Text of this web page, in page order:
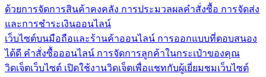
ด้วยการจัดการสินค้าคงคลัง การประมวลผลคำสั่งซื้อ การจัดส่ง
และการชำระเงินออนไลน์
เว็บไซต์บนมือถือและร้านค้าออนไลน์ การออกแบบที่ตอบสนอง
ได้ดี คำสั่งซื้อออนไลน์ การจัดการลูกค้าในกระเป๋าของคุณ
วิดเจ็ตเว็บไซต์ เปิดใช้งานวิดเจ็ตเพื่อแชทกับผู้เยี่ยมชมเว็บไซต์